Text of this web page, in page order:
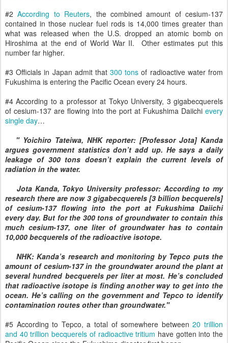
#2According to Reuters, the combined amount of cesium-137
contained in those nuclear fuel rods is 14,000 times greater than
what was released when the U.S. dropped an atomic bomb on
Hiroshima at the end of World War II. Other estimates put this
number far higher.
#3 Officials in Japan admit that300 tonsof radioactive water from
Fukushima is entering the Pacific Ocean every 24 hours.
#4 According to a professor at Tokyo University, 3 gigabecquerels
of cesium-137 are flowing into the port at Fukushima Daiichi every
single day…
" Yoichiro Tateiwa, NHK reporter: [Professor Jota] Kanda
argues government statistics don’t add up. He says a daily
leakage of 300 tons doesn’t explain the current levels of
radiation in the water.
Jota Kanda, Tokyo University professor: According to my
research there are now 3 gigabecquerels [3 billion becquerels]
of cesium-137 flowing into the port at Fukushima Daiichi
every day. But for the 300 tons of groundwater to contain this
much cesium-137, one liter of groundwater has to contain
10,000 becquerels of the radioactive isotope.
NHK: Kanda’s research and monitoring by Tepco puts the
amount of cesium-137 in the groundwater around the plant at
several hundred becquerels per liter at most. He’s concluded
that radioactive isotope is finding another way to get into the
ocean. He’s calling on the government and Tepco to identify
contamination routes other than groundwater."
#5 According to Tepco, a total of somewhere between20 trillion
and 40 trillion becquerels of radioactive tritium have gotten into the